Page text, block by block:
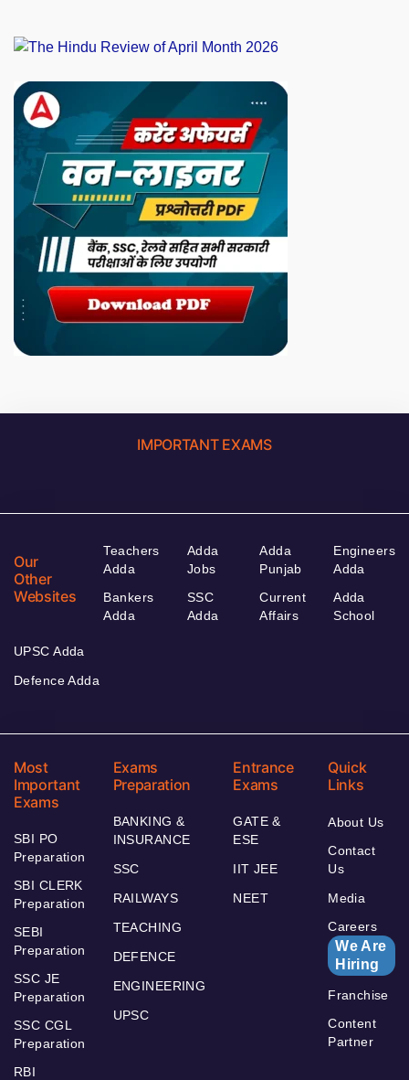
IMPORTANT EXAMS
Our
Other
Websites
Teachers
Adda
Bankers
Adda
Adda
Jobs
SSC
Adda
Adda
Punjab
Current
Affairs
Engineers
Adda
Adda
School
UPSC Adda
Defence Adda
Most
Important
Exams
SBI PO
Preparation
SBI CLERK
Preparation
SEBI
Preparation
SSC JE
Preparation
SSC CGL
Preparation
RBI
Exams
Preparation
BANKING &
INSURANCE
SSC
RAILWAYS
TEACHING
DEFENCE
ENGINEERING
UPSC
Entrance
Exams
GATE &
ESE
IIT JEE
NEET
Quick
Links
About Us
Contact
Us
Media
Careers
We Are
Hiring
Franchise
Content
Partner